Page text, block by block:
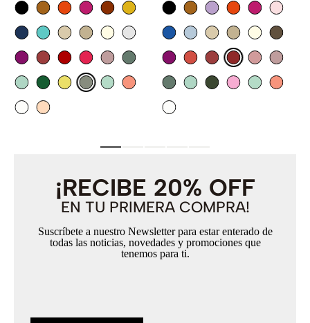
¡RECIBE 20% OFF
EN TU PRIMERA COMPRA!
Suscríbete a nuestro Newsletter para estar enterado de
todas las noticias, novedades y promociones que
tenemos para ti.